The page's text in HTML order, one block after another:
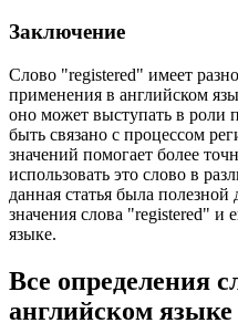
Заключение
Слово "registered" имеет
применения в английском
оно может выступать в роли
быть связано с процессом
значений помогает более
использовать это слово в
данная статья была
значения слова "registered" и
языке.
Все определения
английском языке